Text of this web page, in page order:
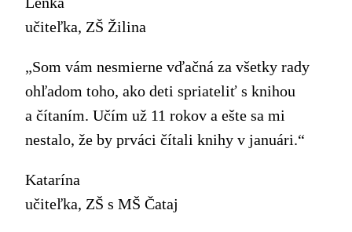
učiteľka, ZŠ Žilina
„Som vám nesmierne vďačná za všetky rady
ohľadom toho, ako deti spriateliť s knihou
a čítaním. Učím už 11 rokov a ešte sa mi
nestalo, že by prváci čítali knihy v januári.“
Katarína
učiteľka, ZŠ s MŠ Čataj